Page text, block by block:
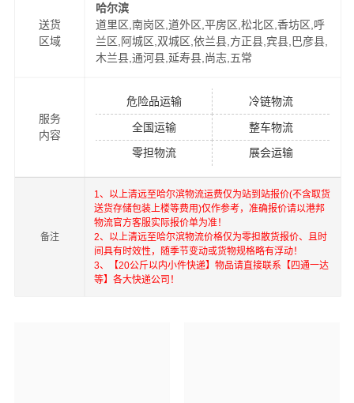
万平在深圳，珠海，清远，北京，上海，武汉和香港，澳
门，台湾等地具有优势的物流网络资源，依靠国内北京，
上海，深圳为转运中心，业务覆盖公路汽车快运，铁路特
物流，进出口货运代理，并提供上门取货，送货到门，货
物打包，门到门运输等物流相关增值服务，同时在行业内
率先开通内地至到香港，澳门，台湾的物流往返运输业
务，简化了货物进出口操作流程，减少了货物在途时间，
提高了货物流通效率。公司秉承优质服务的核心价值观，
将一如既往地为更多的人和企业提供到更优质的清远到哈
尔滨物流公司,清远物流到哈尔滨,清远至哈尔滨物流专线
流服务。
送货
区域
哈尔滨
道里区,南岗区,道外区,平房区,松北区,香坊区,呼
兰区,阿城区,双城区,依兰县,方正县,宾县,巴彦县,
木兰县,通河县,延寿县,尚志,五常
服务
内容
危险品运输 冷链物流
全国运输 整车物流
零担物流 展会运输
备注
1、以上清远至哈尔滨物流运费仅为站到站报价(不含取货
送货存储包装上楼等费用)仅作参考，准确报价请以港邦
物流官方客服实际报价单为准！
2、以上清远至哈尔滨物流价格仅为零担散货报价、且时
间具有时效性，随季节变动或货物规格略有浮动！
3、【20公斤以内小件快递】物品请直接联系【四通一达
等】各大快递公司！